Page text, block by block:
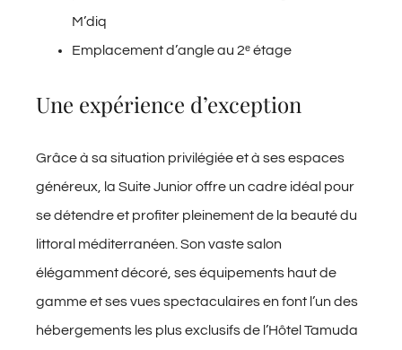
M’diq
Emplacement d’angle au 2ᵉ étage
Une expérience d’exception
Grâce à sa situation privilégiée et à ses espaces
généreux, la Suite Junior offre un cadre idéal pour
se détendre et profiter pleinement de la beauté du
littoral méditerranéen. Son vaste salon
élégamment décoré, ses équipements haut de
gamme et ses vues spectaculaires en font l’un des
hébergements les plus exclusifs de l’Hôtel Tamuda